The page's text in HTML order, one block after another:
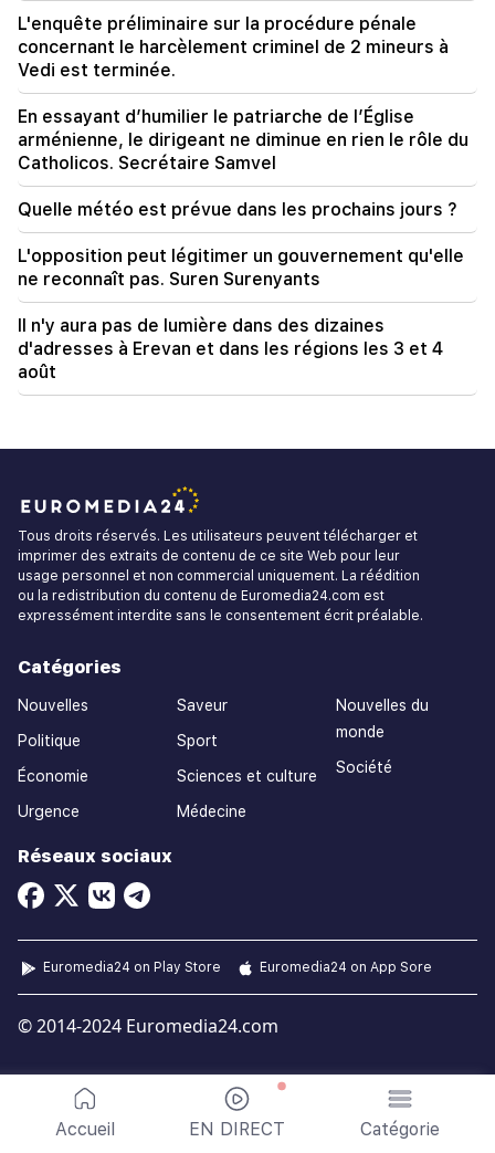
Accueil EN DIRECT Catégorie
L'enquête préliminaire sur la procédure pénale
concernant le harcèlement criminel de 2 mineurs à
Vedi est terminée.
En essayant d’humilier le patriarche de l’Église
arménienne, le dirigeant ne diminue en rien le rôle du
Catholicos. Secrétaire Samvel
Quelle météo est prévue dans les prochains jours ?
L'opposition peut légitimer un gouvernement qu'elle
ne reconnaît pas. Suren Surenyants
Il n'y aura pas de lumière dans des dizaines
d'adresses à Erevan et dans les régions les 3 et 4
août
Tous droits réservés. Les utilisateurs peuvent télécharger et
imprimer des extraits de contenu de ce site Web pour leur
usage personnel et non commercial uniquement. La réédition
ou la redistribution du contenu de Euromedia24.com est
expressément interdite sans le consentement écrit préalable.
Catégories
Nouvelles
Politique
Économie
Urgence
Saveur
Sport
Sciences et culture
Médecine
Nouvelles du
monde
Société
Réseaux sociaux
© 2014-2024 Euromedia24.com
Euromedia24 on Play Store Euromedia24 on App Sore